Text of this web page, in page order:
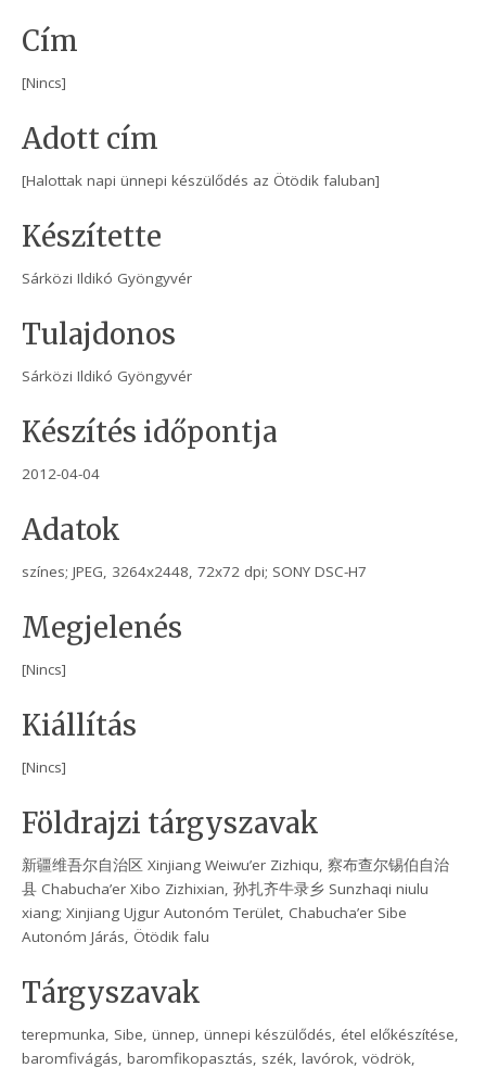
Cím
[Nincs]
Adott cím
[Halottak napi ünnepi készülődés az Ötödik faluban]
Készítette
Sárközi Ildikó Gyöngyvér
Tulajdonos
Sárközi Ildikó Gyöngyvér
Készítés időpontja
2012-04-04
Adatok
színes; JPEG, 3264x2448, 72x72 dpi; SONY DSC-H7
Megjelenés
[Nincs]
Kiállítás
[Nincs]
Földrajzi tárgyszavak
新疆维吾尔自治区 Xinjiang Weiwu’er Zizhiqu, 察布查尔锡伯自治
县 Chabucha’er Xibo Zizhixian, 孙扎齐牛录乡 Sunzhaqi niulu
xiang; Xinjiang Ujgur Autonóm Terület, Chabucha’er Sibe
Autonóm Járás, Ötödik falu
Tárgyszavak
terepmunka, Sibe, ünnep, ünnepi készülődés, étel előkészítése,
baromfivágás, baromfikopasztás, szék, lavórok, vödrök,